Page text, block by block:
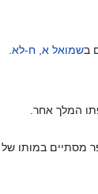
בשמואל א, ח-לא.
המלך אחר.
מסתיים במותו של